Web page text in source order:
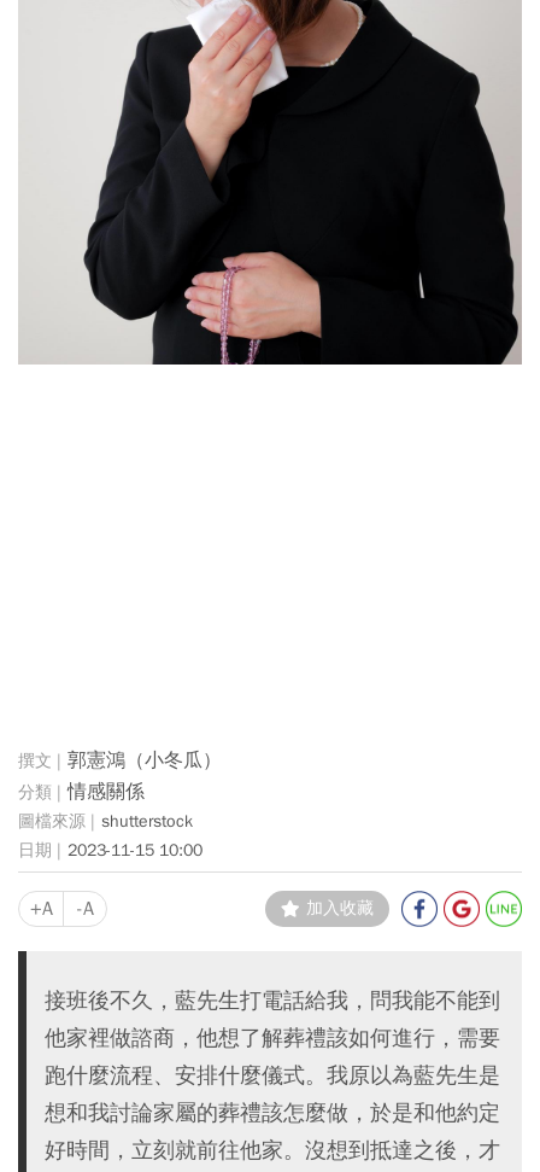
郭憲鴻（小冬瓜）
情感關係
shutterstock
2023-11-15 10:00
+A -A 加入收藏
接班後不久，藍先生打電話給我，問我能不能到
他家裡做諮商，他想了解葬禮該如何進行，需要
跑什麼流程、安排什麼儀式。我原以為藍先生是
想和我討論家屬的葬禮該怎麼做，於是和他約定
好時間，立刻就前往他家。沒想到抵達之後，才